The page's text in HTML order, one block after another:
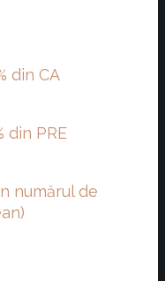
din CA
din PRE
numărul de